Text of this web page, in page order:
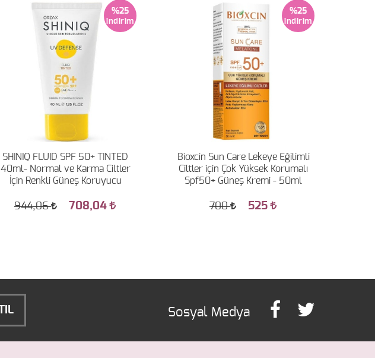
SHINIQ FLUID SPF 50+ TINTED
40ml- Normal ve Karma Ciltler
İçin Renkli Güneş Koruyucu
%25
944,06 708,04
Bioxcin Sun Care Lekeye Eğilimli
Ciltler için Çok Yüksek Korumalı
Spf50+ Güneş Kremi - 50ml
%25
700 525